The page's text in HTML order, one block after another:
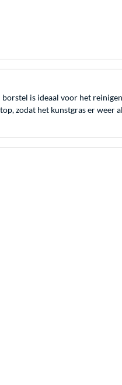
is ideaal voor het
zodat het kunstgras er weer